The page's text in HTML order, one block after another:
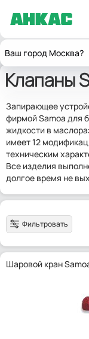
Ваш город Москва?
ГлавнаяФитинги
Клапаны
Запирающее
фирмой Samoa для
жидкости в
имеет 12
техническим
Все изделия
долгое время не
Фильтровать
Шаровой кран